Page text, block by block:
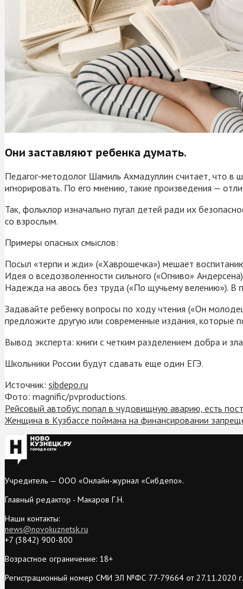
Они заставляют ребенка думать.
Педагог-методолог Шамиль Ахмадуллин считает, что в
игнорировать. По его мнению, такие произведения —
Так, фольклор изначально пугал детей ради их
со взрослым.
Примеры опасных смыслов:
Посыл «терпи и жди» («Хаврошечка») мешает
Идея о вседозволенности сильного («Огниво»
Надежда на авось без труда («По щучьему велению»). В
Задавайте ребенку вопросы по ходу чтения («Он
предложите другую или современные издания, которые
Вывод эксперта: книги с четким разделением добра и
Школьники России будут сдавать еще один ЕГЭ.
Источник: sibdepo.ru
Фото: magnific/pvproductions.
Рейсовый автобус попал в чудовищную аварию, есть
Женщина в Кузбассе поймана на финансировании
Учредитель — ООО «Онлайн-журнал «Сибдепо».
Главный редактор - Макаров Г.Н.
Наши контакты:
news@novokuznetsk.ru
+7 (3842) 900-800
Возрастное ограничение: 18+
Регистрационный номер СМИ ЭЛ №ФС 77-79664 от 27.11.2020